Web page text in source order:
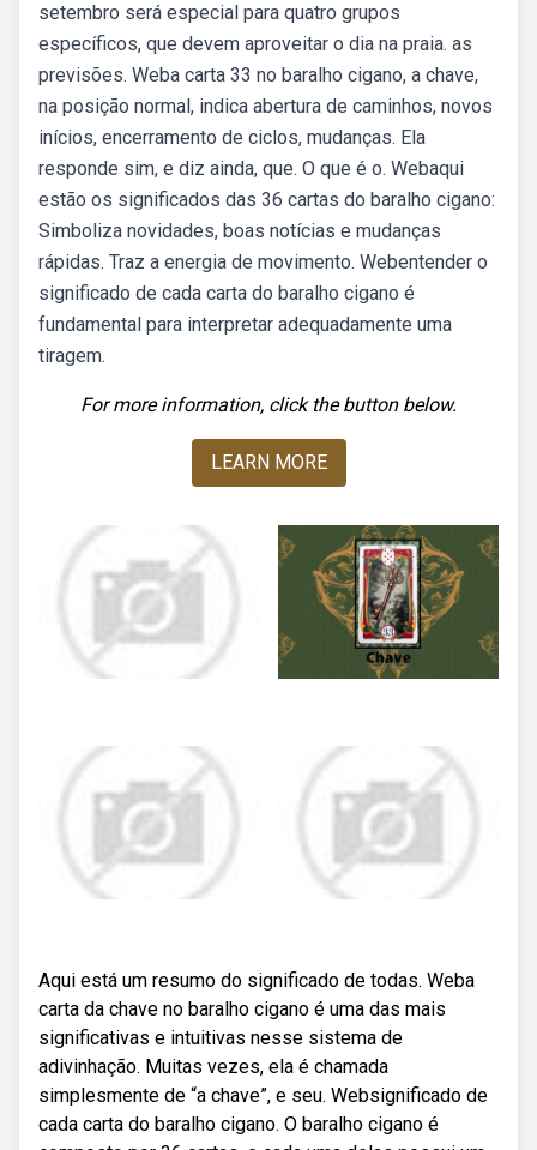
setembro será especial para quatro grupos
específicos, que devem aproveitar o dia na praia. as
previsões. Weba carta 33 no baralho cigano, a chave,
na posição normal, indica abertura de caminhos, novos
inícios, encerramento de ciclos, mudanças. Ela
responde sim, e diz ainda, que. O que é o. Webaqui
estão os significados das 36 cartas do baralho cigano:
Simboliza novidades, boas notícias e mudanças
rápidas. Traz a energia de movimento. Webentender o
significado de cada carta do baralho cigano é
fundamental para interpretar adequadamente uma
tiragem.
For more information, click the button below.
LEARN MORE
Aqui está um resumo do significado de todas. Weba
carta da chave no baralho cigano é uma das mais
significativas e intuitivas nesse sistema de
adivinhação. Muitas vezes, ela é chamada
simplesmente de “a chave”, e seu. Websignificado de
cada carta do baralho cigano. O baralho cigano é